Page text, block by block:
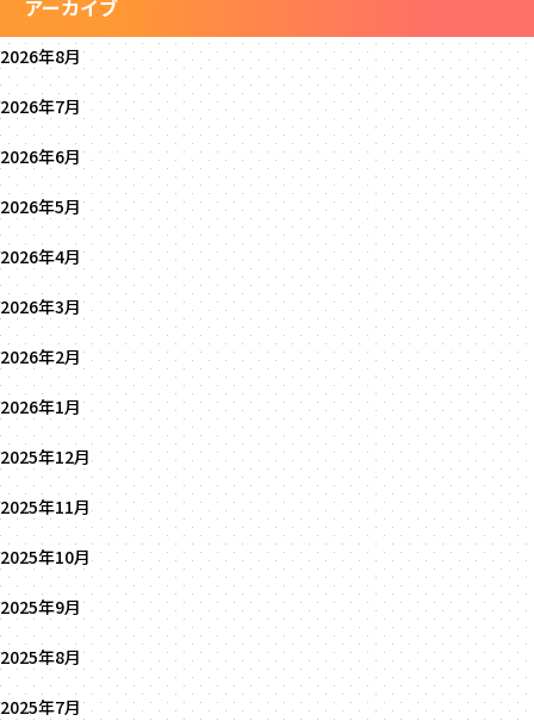
アーカイブ
2026年8月
2026年7月
2026年6月
2026年5月
2026年4月
2026年3月
2026年2月
2026年1月
2025年12月
2025年11月
2025年10月
2025年9月
2025年8月
2025年7月